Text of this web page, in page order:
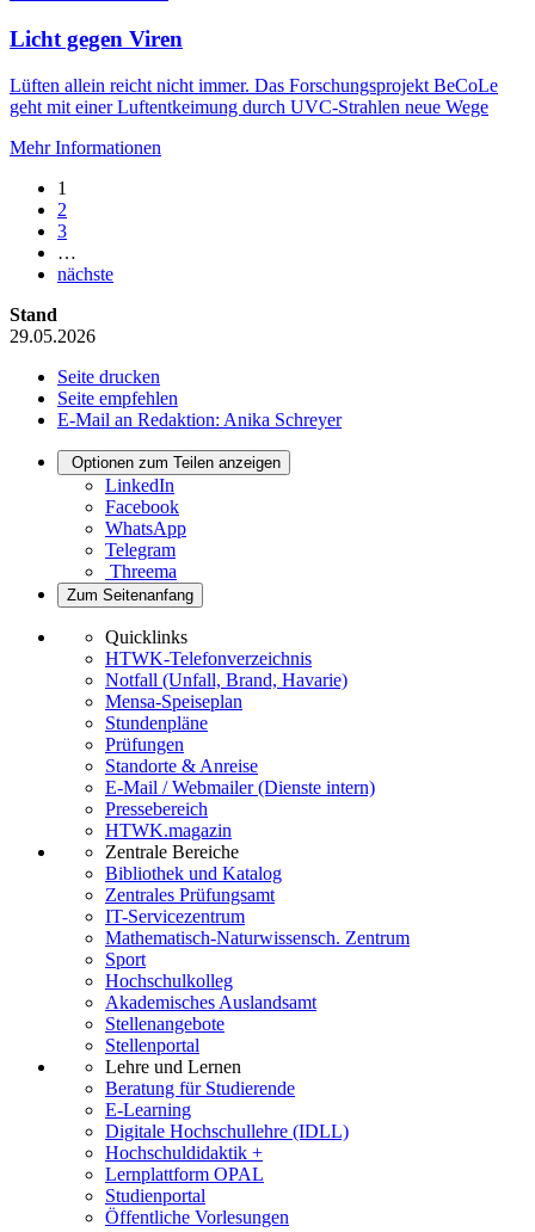
Licht gegen Viren
Lüften allein reicht nicht immer. Das Forschungsprojekt BeCoLe
geht mit einer Luftentkeimung durch UVC-Strahlen neue Wege
Mehr Informationen
1
2
3
…
nächste
Stand
29.05.2026
Seite drucken
Seite empfehlen
E-Mail an Redaktion: Anika Schreyer
Optionen zum Teilen anzeigen
LinkedIn
Facebook
WhatsApp
Telegram
Threema
Zum Seitenanfang
Quicklinks
HTWK-Telefonverzeichnis
Notfall (Unfall, Brand, Havarie)
Mensa-Speiseplan
Stundenpläne
Prüfungen
Standorte & Anreise
E-Mail / Webmailer (Dienste intern)
Pressebereich
HTWK.magazin
Zentrale Bereiche
Bibliothek und Katalog
Zentrales Prüfungsamt
IT-Servicezentrum
Mathematisch-Naturwissensch. Zentrum
Sport
Hochschulkolleg
Akademisches Auslandsamt
Stellenangebote
Stellenportal
Lehre und Lernen
Beratung für Studierende
E-Learning
Digitale Hochschullehre (IDLL)
Hochschuldidaktik +
Lernplattform OPAL
Studienportal
Öffentliche Vorlesungen